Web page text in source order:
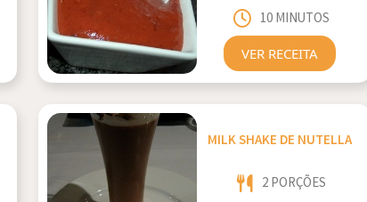
10 MINUTOS
VER RECEITA
MILK SHAKE DE NUTELLA
2 PORÇÕES